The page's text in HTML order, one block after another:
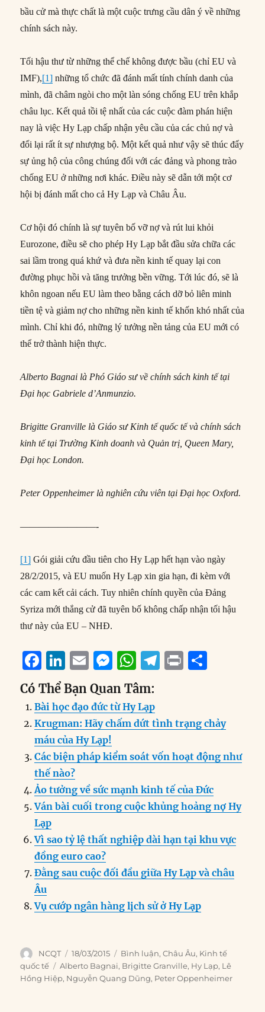
bầu cử mà thực chất là một cuộc trưng cầu dân ý về những
chính sách này.
Tối hậu thư từ những thể chế không được bầu (chỉ EU và
IMF),[1] những tổ chức đã đánh mất tính chính danh của
mình, đã châm ngòi cho một làn sóng chống EU trên khắp
châu lục. Kết quả tồi tệ nhất của các cuộc đàm phán hiện
nay là việc Hy Lạp chấp nhận yêu cầu của các chủ nợ và
đổi lại rất ít sự nhượng bộ. Một kết quả như vậy sẽ thúc đẩy
sự ủng hộ của công chúng đối với các đảng và phong trào
chống EU ở những nơi khác. Điều này sẽ dẫn tới một cơ
hội bị đánh mất cho cả Hy Lạp và Châu Âu.
Cơ hội đó chính là sự tuyên bố vỡ nợ và rút lui khỏi
Eurozone, điều sẽ cho phép Hy Lạp bắt đầu sửa chữa các
sai lầm trong quá khứ và đưa nền kinh tế quay lại con
đường phục hồi và tăng trưởng bền vững. Tới lúc đó, sẽ là
khôn ngoan nếu EU làm theo bằng cách dỡ bỏ liên minh
tiền tệ và giảm nợ cho những nền kinh tế khốn khó nhất của
mình. Chỉ khi đó, những lý tưởng nền tảng của EU mới có
thể trở thành hiện thực.
Alberto Bagnai là Phó Giáo sư về chính sách kinh tế tại
Đại học Gabriele d’Anmunzio.
Brigitte Granville là Giáo sư Kinh tế quốc tế và chính sách
kinh tế tại Trường Kinh doanh và Quản trị, Queen Mary,
Đại học London.
Peter Oppenheimer là nghiên cứu viên tại Đại học Oxford.
————————-
[1] Gói giải cứu đầu tiên cho Hy Lạp hết hạn vào ngày
28/2/2015, và EU muốn Hy Lạp xin gia hạn, đi kèm với
các cam kết cải cách. Tuy nhiên chính quyền của Đảng
Syriza mới thắng cử đã tuyên bố không chấp nhận tối hậu
thư này của EU – NHĐ.
F
a
c
e
b
o
o
k
Li
n
k
e
d
I
n
E
m
ai
l
M
ss
e
n
g
W
h
at
s
A
p
T
g
r
a
P
t
re
Có Thể Bạn Quan Tâm:
Bài học đạo đức từ Hy Lạp
Krugman: Hãy chấm dứt tình trạng chảy
máu của Hy Lạp!
Các biện pháp kiểm soát vốn hoạt động như
thế nào?
Ảo tưởng về sức mạnh kinh tế của Đức
Ván bài cuối trong cuộc khủng hoảng nợ Hy
Lạp
Vì sao tỷ lệ thất nghiệp dài hạn tại khu vực
đồng euro cao?
Đằng sau cuộc đối đầu giữa Hy Lạp và châu
Âu
Vụ cướp ngân hàng lịch sử ở Hy Lạp
Author
NCQT
Posted
on
18/03/2015 Categories
Bình luận,Châu Âu, Kinh tế
quốc tế
Tags
Alberto Bagnai, Brigitte Granville, Hy Lạp, Lê
Hồng Hiệp, Nguyễn Quang Dũng, Peter Oppenheimer